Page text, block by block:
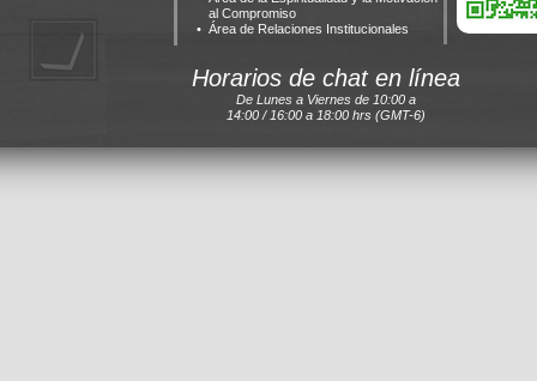
al Compromiso
Área de Relaciones Institucionales
Horarios de chat en línea
De Lunes a Viernes de 10:00 a
14:00 / 16:00 a 18:00 hrs (GMT-6)